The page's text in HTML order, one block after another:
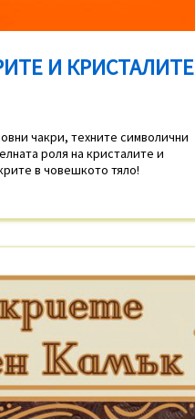
И КРИСТАЛИТЕ
чакри, техните символични
роля на кристалите и
в човешкото тяло!